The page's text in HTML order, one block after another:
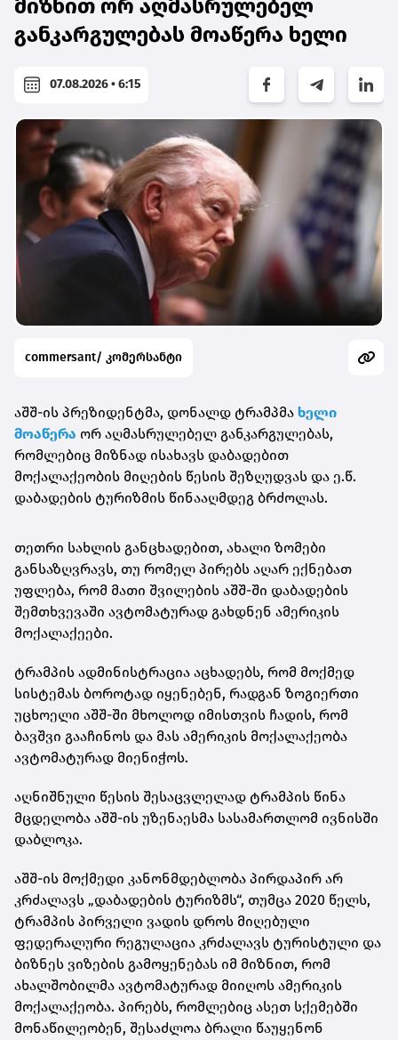
მიზნით ორ აღმასრულებელ
განკარგულებას მოაწერა ხელი
07.08.2026 • 6:15
commersant/ კომერსანტი
აშშ-ის პრეზიდენტმა, დონალდ ტრამპმა ხელი
მოაწერა ორ აღმასრულებელ განკარგულებას,
რომლებიც მიზნად ისახავს დაბადებით
მოქალაქეობის მიღების წესის შეზღუდვას და ე.წ.
დაბადების ტურიზმის წინააღმდეგ ბრძოლას.
თეთრი სახლის განცხადებით, ახალი ზომები
განსაზღვრავს, თუ რომელ პირებს აღარ ექნებათ
უფლება, რომ მათი შვილების აშშ-ში დაბადების
შემთხვევაში ავტომატურად გახდნენ ამერიკის
მოქალაქეები.
ტრამპის ადმინისტრაცია აცხადებს, რომ მოქმედ
სისტემას ბოროტად იყენებენ, რადგან ზოგიერთი
უცხოელი აშშ-ში მხოლოდ იმისთვის ჩადის, რომ
ბავშვი გააჩინოს და მას ამერიკის მოქალაქეობა
ავტომატურად მიენიჭოს.
აღნიშნული წესის შესაცვლელად ტრამპის წინა
მცდელობა აშშ-ის უზენაესმა სასამართლომ ივნისში
დაბლოკა.
აშშ-ის მოქმედი კანონმდებლობა პირდაპირ არ
კრძალავს „დაბადების ტურიზმს“, თუმცა 2020 წელს,
ტრამპის პირველი ვადის დროს მიღებული
ფედერალური რეგულაცია კრძალავს ტურისტული და
ბიზნეს ვიზების გამოყენებას იმ მიზნით, რომ
ახალშობილმა ავტომატურად მიიღოს ამერიკის
მოქალაქეობა. პირებს, რომლებიც ასეთ სქემებში
მონაწილეობენ, შესაძლოა ბრალი წაუყენონ